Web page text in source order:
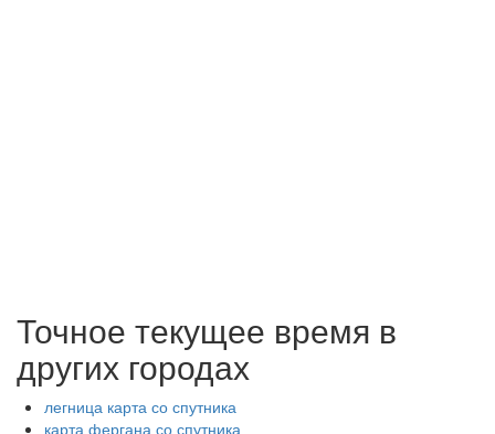
Точное текущее время в
других городах
легница карта со спутника
карта фергана со спутника